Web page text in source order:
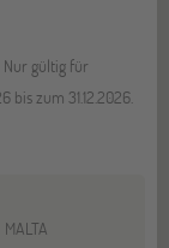
gültig für
bis zum 31.12.2026.
MALTA